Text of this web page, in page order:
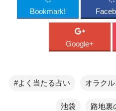
Bookmark!
Google+
#よく当たる占い オラク
池袋 路地裏